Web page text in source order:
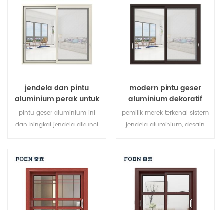
berbagai jenis pintu untuk
kebutuhan arsitektur
jenis pintu bervariasi untuk
arsitektur yang berbeda
jendela dan pintu
aluminium perak untuk
rumah
pintu geser aluminium ini
dan bingkai jendela dikunci
anti-pencurian sangat baik.
berbagai jenis pintu untuk
memenuhi berbagai
kebutuhan arsitektur.
modern pintu geser
aluminium dekoratif
luar ruangan
pemilik merek terkenal sistem
jendela aluminium, desain